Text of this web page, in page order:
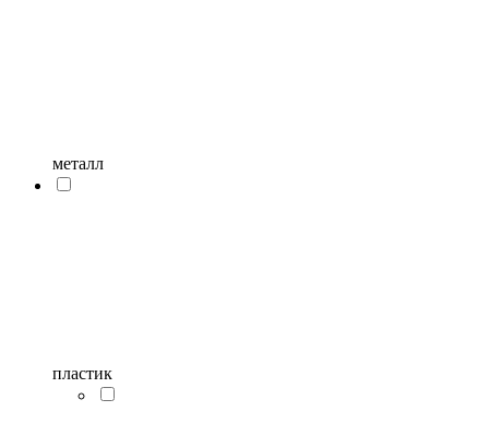
металл
пластик